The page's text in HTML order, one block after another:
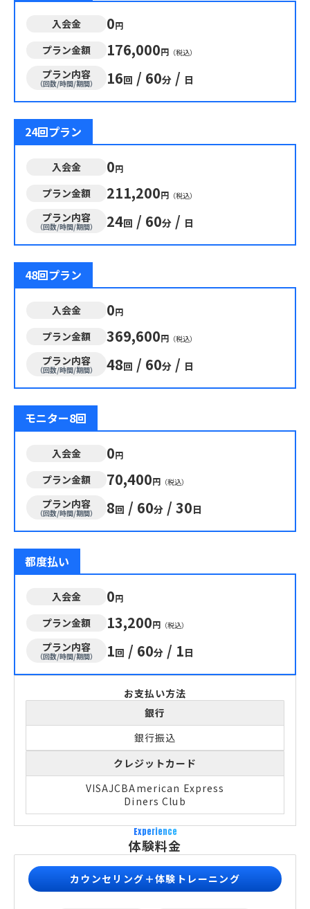
入会金 0円
プラン金額 176,000円 （税込）
プラン内容
（回数/時間/期間） 16回 / 60分 / 日
24回プラン
入会金 0円
プラン金額 211,200円 （税込）
プラン内容
（回数/時間/期間） 24回 / 60分 / 日
48回プラン
入会金 0円
プラン金額 369,600円 （税込）
プラン内容
（回数/時間/期間） 48回 / 60分 / 日
モニター8回
入会金 0円
プラン金額 70,400円 （税込）
プラン内容
（回数/時間/期間） 8回 / 60分 / 30日
都度払い
入会金 0円
プラン金額 13,200円 （税込）
プラン内容
（回数/時間/期間） 1回 / 60分 / 1日
お支払い方法
銀行
銀行振込
クレジットカード
VISAJCBAmerican Express
Diners Club
Experience
体験料金
カウンセリング＋体験トレーニング